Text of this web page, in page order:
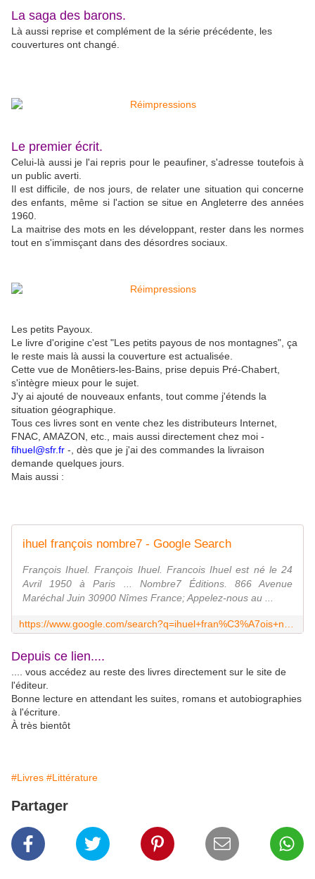
La saga des barons.
Là aussi reprise et complément de la série précédente, les
couvertures ont changé.
Le premier écrit.
Celui-là aussi je l'ai repris pour le peaufiner, s'adresse toutefois à
un public averti.
Il est difficile, de nos jours, de relater une situation qui concerne
des enfants, même si l'action se situe en Angleterre des années
1960.
La maitrise des mots en les développant, rester dans les normes
tout en s'immisçant dans des désordres sociaux.
Les petits Payoux.
Le livre d'origine c'est "Les petits payous de nos montagnes", ça
le reste mais là aussi la couverture est actualisée.
Cette vue de Monêtiers-les-Bains, prise depuis Pré-Chabert,
s'intègre mieux pour le sujet.
J'y ai ajouté de nouveaux enfants, tout comme j'étends la
situation géographique.
Tous ces livres sont en vente chez les distributeurs Internet,
FNAC, AMAZON, etc., mais aussi directement chez moi -
fihuel@sfr.fr -, dès que je j'ai des commandes la livraison
demande quelques jours.
Mais aussi :
ihuel françois nombre7 - Google Search
François Ihuel. François Ihuel. Francois Ihuel est né le 24
Avril 1950 à Paris ... Nombre7 Éditions. 866 Avenue
Maréchal Juin 30900 Nîmes France; Appelez-nous au ...
Depuis ce lien....
.... vous accédez au reste des livres directement sur le site de
l'éditeur.
Bonne lecture en attendant les suites, romans et autobiographies
à l'écriture.
À très bientôt
#Livres #Littérature
Partager